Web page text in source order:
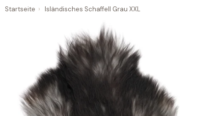
Startseite › Isländisches Schaffell Grau XXL